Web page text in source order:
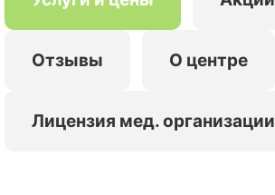
Отзывы О центре
Лицензия мед. организации